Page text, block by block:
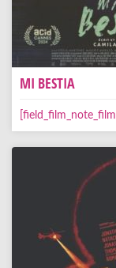
MI BESTIA
[field_film_note_film]